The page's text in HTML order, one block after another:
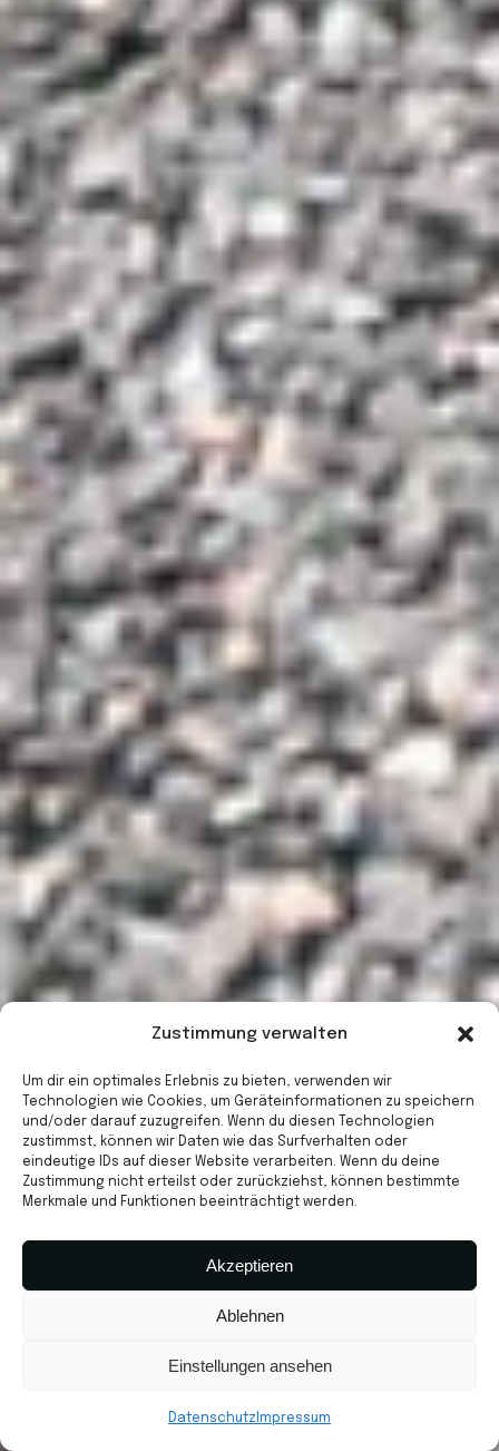
Zustimmung verwalten
Um dir ein optimales Erlebnis zu bieten, verwenden wir
Technologien wie Cookies, um Geräteinformationen zu speichern
und/oder darauf zuzugreifen. Wenn du diesen Technologien
zustimmst, können wir Daten wie das Surfverhalten oder
eindeutige IDs auf dieser Website verarbeiten. Wenn du deine
Zustimmung nicht erteilst oder zurückziehst, können bestimmte
Merkmale und Funktionen beeinträchtigt werden.
Akzeptieren
Ablehnen
Einstellungen ansehen
Datenschutz Impressum